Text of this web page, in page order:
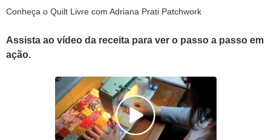
Conheça o Quilt Livre com Adriana Prati Patchwork
Assista ao vídeo da receita para ver o passo a passo em
ação.